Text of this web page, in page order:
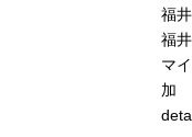
福
福
マ
加